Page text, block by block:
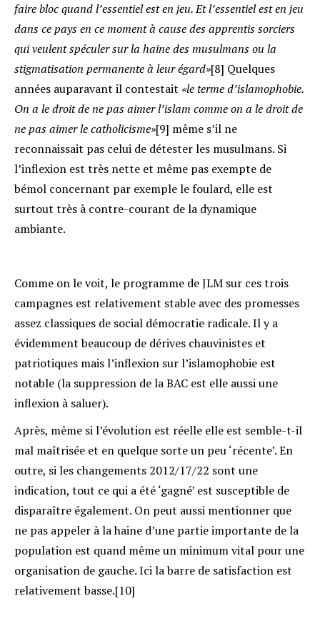
faire bloc quand l’essentiel est en jeu. Et l’essentiel est en jeu
dans ce pays en ce moment à cause des apprentis sorciers
qui veulent spéculer sur la haine des musulmans ou la
stigmatisation permanente à leur égard»[8] Quelques
années auparavant il contestait «le terme d’islamophobie.
On a le droit de ne pas aimer l’islam comme on a le droit de
ne pas aimer le catholicisme»[9] même s’il ne
reconnaissait pas celui de détester les musulmans. Si
l’inflexion est très nette et même pas exempte de
bémol concernant par exemple le foulard, elle est
surtout très à contre-courant de la dynamique
ambiante.
Comme on le voit, le programme de JLM sur ces trois
campagnes est relativement stable avec des promesses
assez classiques de social démocratie radicale. Il y a
évidemment beaucoup de dérives chauvinistes et
patriotiques mais l’inflexion sur l’islamophobie est
notable (la suppression de la BAC est elle aussi une
inflexion à saluer).
Après, même si l’évolution est réelle elle est semble-t-il
mal maîtrisée et en quelque sorte un peu ‘récente’. En
outre, si les changements 2012/17/22 sont une
indication, tout ce qui a été ‘gagné’ est susceptible de
disparaître également. On peut aussi mentionner que
ne pas appeler à la haine d’une partie importante de la
population est quand même un minimum vital pour une
organisation de gauche. Ici la barre de satisfaction est
relativement basse.[10]